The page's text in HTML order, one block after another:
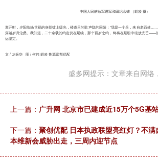
中国人民解放军进军和田纪念碑 （胡凌 摄）
离开时，夕阳给杨世福的身影镀上暖光，楼道里的歌声隐约回荡：“我是一个兵，来自老百姓
穿越岁月沧桑。我知道，二十余载的约定仍在延续，那个百岁之约，终将在期盼中绽放光芒——
远坚定。
文 / 龙振华 图 / 何伟 胡凌 鲁源富邦优配
盛多网提示：文章来自网络
上一篇： 广升网 北京市已建成近15万个5G基
下一篇： 聚创优配 日本执政联盟亮红灯？不
本维新会威胁出走，三周内迎节点